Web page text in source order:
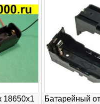
18650х1
Батарейный